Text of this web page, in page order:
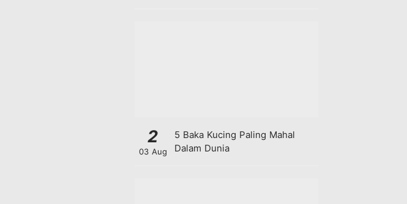
2
03 Aug
5 Baka Kucing Paling Mahal
Dalam Dunia